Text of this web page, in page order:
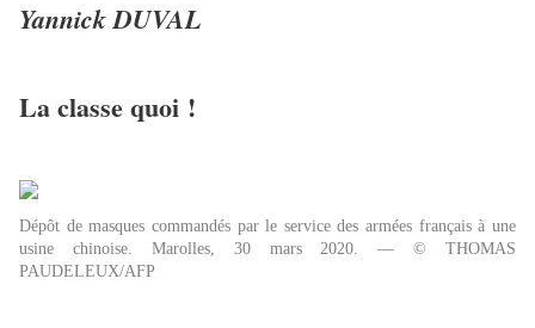
Yannick DUVAL
La classe quoi !
Dépôt de masques commandés par le service des armées français à une
usine chinoise. Marolles, 30 mars 2020. —
© THOMAS
PAUDELEUX/AFP